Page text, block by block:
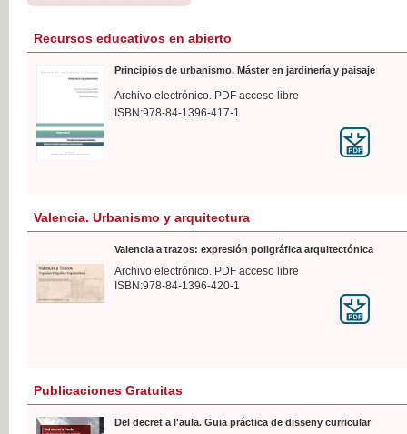
Recursos educativos en abierto
Principios de urbanismo. Máster en jardinería y paisaje
Archivo electrónico. PDF acceso libre
ISBN:978-84-1396-417-1
Valencia. Urbanismo y arquitectura
Valencia a trazos: expresión poligráfica arquitectónica
Archivo electrónico. PDF acceso libre
ISBN:978-84-1396-420-1
Publicaciones Gratuitas
Del decret a l'aula. Guia práctica de disseny curricular